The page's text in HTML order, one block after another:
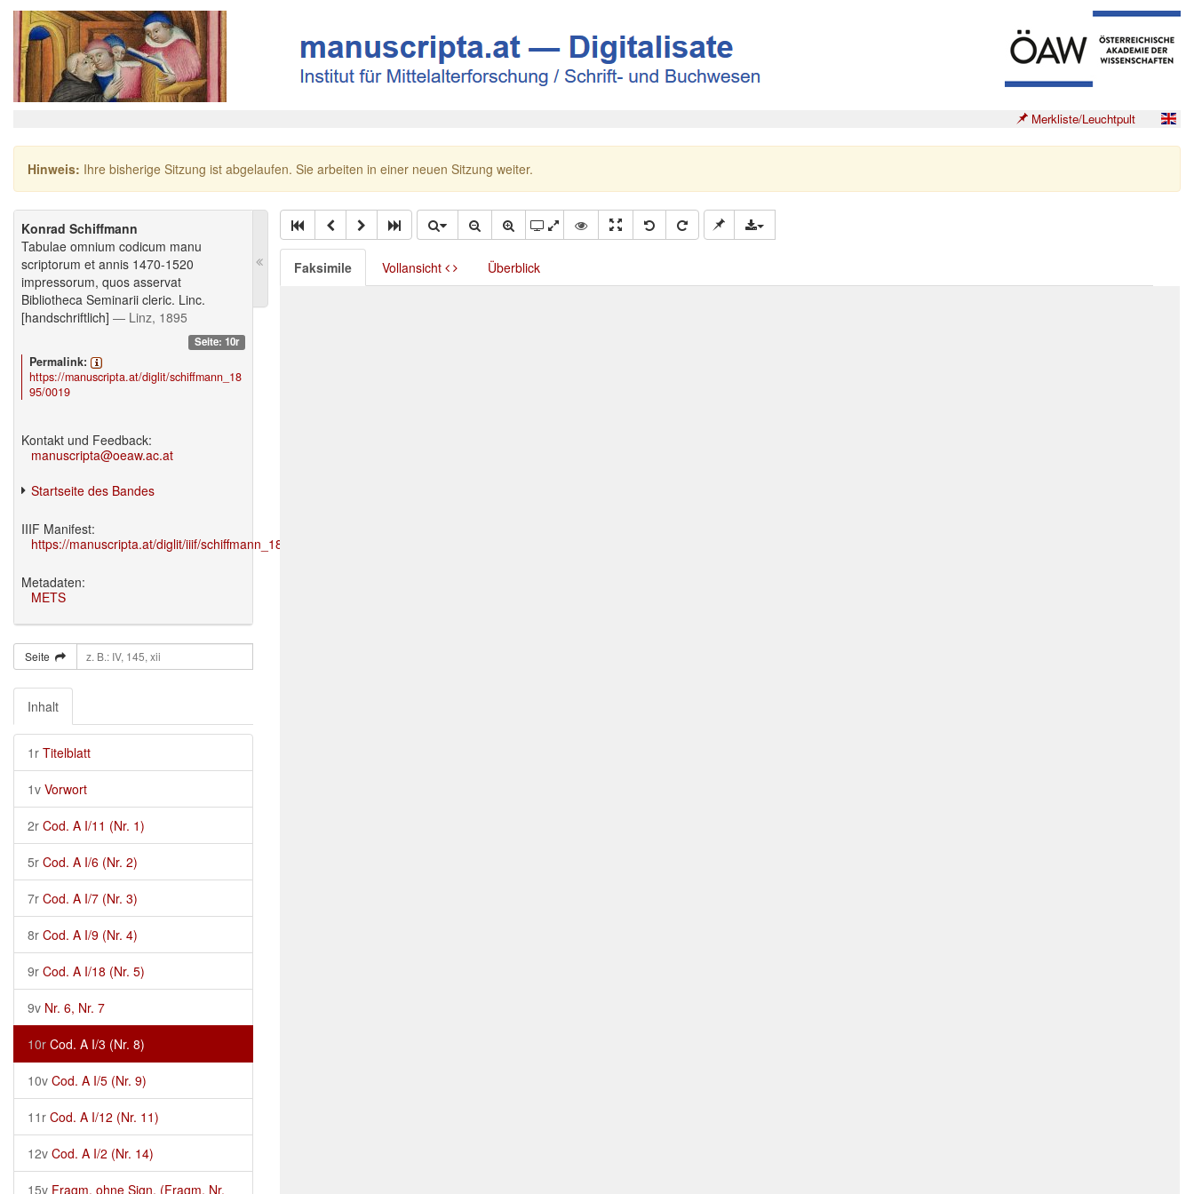
Merkliste/Leuchtpult
Hinweis: Ihre bisherige Sitzung ist abgelaufen. Sie arbeiten in einer neuen Sitzung weiter.
Konrad Schiffmann
Tabulae omnium codicum manu
scriptorum et annis 1470-1520
impressorum, quos asservat
Bibliotheca Seminarii cleric. Linc.
[handschriftlich] — Linz, 1895
Seite: 10r
Permalink:
https://manuscripta.at/diglit/schiffmann_18
95/0019
Kontakt und Feedback:
manuscripta@oeaw.ac.at
Startseite des Bandes
IIIF Manifest:
https://manuscripta.at/diglit/iiif/schiffmann_1895/manifest.json
Metadaten:
METS
Seite
Inhalt
1r Titelblatt
1v Vorwort
2r Cod. A I/11 (Nr. 1)
5r Cod. A I/6 (Nr. 2)
7r Cod. A I/7 (Nr. 3)
8r Cod. A I/9 (Nr. 4)
9r Cod. A I/18 (Nr. 5)
9v Nr. 6, Nr. 7
10r Cod. A I/3 (Nr. 8)
10v Cod. A I/5 (Nr. 9)
11r Cod. A I/12 (Nr. 11)
12v Cod. A I/2 (Nr. 14)
15v Fragm. ohne Sign. (Fragm. Nr.
Faksimile Vollansicht Überblick